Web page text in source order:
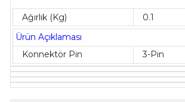
Ağırlık (Kg)
0.1
Ürün Açıklaması
Konnektör Pin
3-Pin